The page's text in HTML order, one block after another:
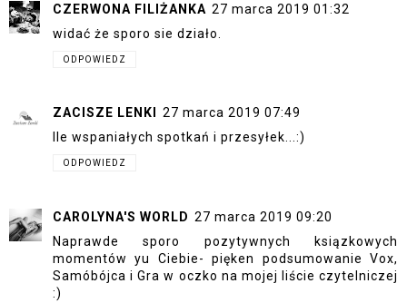
CZERWONA FILIŻANKA 27 marca 2019 01:32
widać że sporo sie działo.
ODPOWIEDZ
ZACISZE LENKI
27 marca 2019 07:49
Ile wspaniałych spotkań i przesyłek...:)
ODPOWIEDZ
CAROLYNA'S WORLD 27 marca 2019 09:20
Naprawde sporo pozytywnych ksiązkowych
momentów yu Ciebie- pięken podsumowanie Vox,
Samóbójca i Gra w oczko na mojej liście czytelniczej
:)